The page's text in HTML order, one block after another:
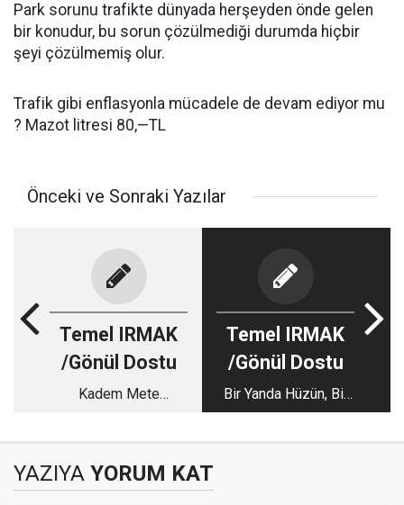
Park sorunu trafikte dünyada herşeyden önde gelen
bir konudur, bu sorun çözülmediği durumda hiçbir
şeyi çözülmemiş olur.
Trafik gibi enflasyonla mücadele de devam ediyor mu
? Mazot litresi 80,—TL
Önceki ve Sonraki Yazılar
Temel IRMAK
/Gönül Dostu
Kadem Mete
Yenilenmesine
Temel IRMAK
/Gönül Dostu
Bir Yanda Hüzün, Bir
Yanda Sevinç…
YAZIYA YORUM KAT